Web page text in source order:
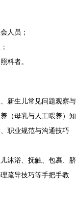
人员；
料者。
新生儿常见问题观察与
（母乳与人工喂养）知
职业规范与沟通技巧
沐浴、抚触、包裹、脐
疏导技巧等手把手教